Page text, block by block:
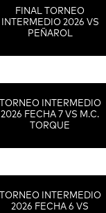
FINAL TORNEO
INTERMEDIO 2026 VS
PEÑAROL
TORNEO INTERMEDIO
2026 FECHA 7 VS M.C.
TORQUE
TORNEO INTERMEDIO
2026 FECHA 6 VS